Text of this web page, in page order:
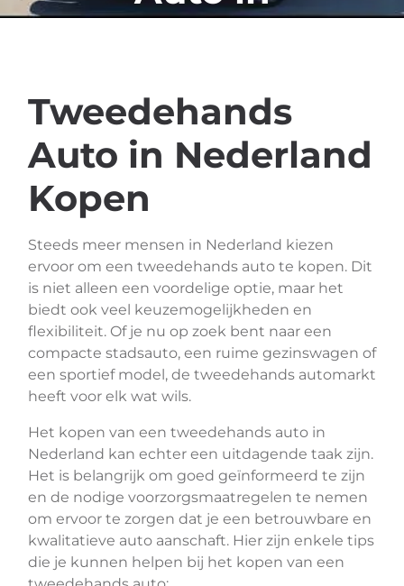
Tweedehands
Auto in Nederland
Kopen
Steeds meer mensen in Nederland kiezen
ervoor om een tweedehands auto te kopen. Dit
is niet alleen een voordelige optie, maar het
biedt ook veel keuzemogelijkheden en
flexibiliteit. Of je nu op zoek bent naar een
compacte stadsauto, een ruime gezinswagen of
een sportief model, de tweedehands automarkt
heeft voor elk wat wils.
Het kopen van een tweedehands auto in
Nederland kan echter een uitdagende taak zijn.
Het is belangrijk om goed geïnformeerd te zijn
en de nodige voorzorgsmaatregelen te nemen
om ervoor te zorgen dat je een betrouwbare en
kwalitatieve auto aanschaft. Hier zijn enkele tips
die je kunnen helpen bij het kopen van een